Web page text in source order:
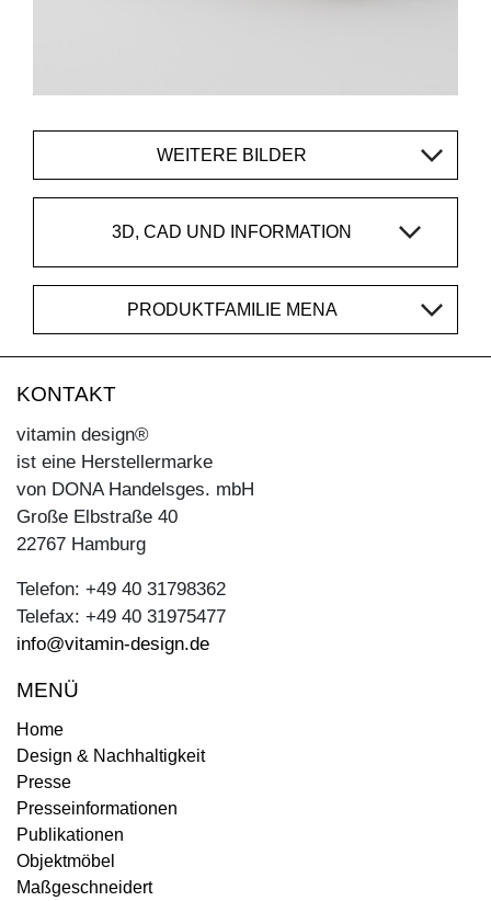
WEITERE BILDER
3D, CAD UND INFORMATION
PRODUKTFAMILIE MENA
KONTAKT
vitamin design®
ist eine Herstellermarke
von DONA Handelsges. mbH
Große Elbstraße 40
22767 Hamburg
Telefon: +49 40 31798362
Telefax: +49 40 31975477
info@vitamin-design.de
MENÜ
Home
Design & Nachhaltigkeit
Presse
Presseinformationen
Publikationen
Objektmöbel
Maßgeschneidert